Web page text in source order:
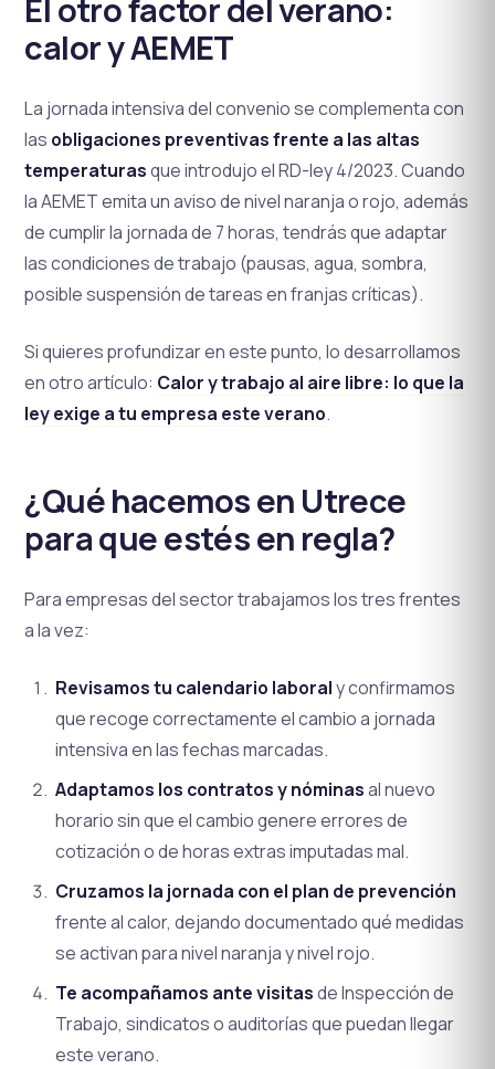
El otro factor del verano:
calor y AEMET
La jornada intensiva del convenio se complementa con
las obligaciones preventivas frente a las altas
temperaturasque introdujo el RD-ley 4/2023. Cuando
la AEMET emita un aviso de nivel naranja o rojo, además
de cumplir la jornada de 7 horas, tendrás que adaptar
las condiciones de trabajo (pausas, agua, sombra,
posible suspensión de tareas en franjas críticas).
Si quieres profundizar en este punto, lo desarrollamos
en otro artículo: Calor y trabajo al aire libre: lo que la
ley exige a tu empresa este verano.
¿Qué hacemos en Utrece
para que estés en regla?
Para empresas del sector trabajamos los tres frentes
a la vez:
Revisamos tu calendario laboraly confirmamos
que recoge correctamente el cambio a jornada
intensiva en las fechas marcadas.
Adaptamos los contratos y nóminasal nuevo
horario sin que el cambio genere errores de
cotización o de horas extras imputadas mal.
Cruzamos la jornada con el plan de prevención
frente al calor, dejando documentado qué medidas
se activan para nivel naranja y nivel rojo.
Te acompañamos ante visitasde Inspección de
Trabajo, sindicatos o auditorías que puedan llegar
este verano.